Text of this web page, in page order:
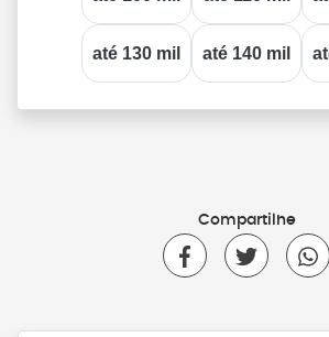
até 130 mil até 140 mil
Compartilhe